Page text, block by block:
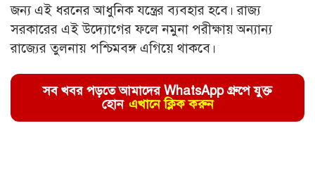
জন্য এই ধরনের আধুনিক যন্ত্রের ব্যবহার হবে। রাজ্য
সরকারের এই উদ্যোগের ফলে নমুনা পরীক্ষায় অন্যান্য
রাজ্যের তুলনায় পশ্চিমবঙ্গ এগিয়ে থাকবে।
সব খবর পড়তে আমাদের WhatsApp গ্রুপে যুক্ত
হোন এখানে ক্লিক করুন